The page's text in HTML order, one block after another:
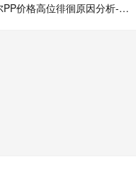
韩华道达尔PP价格高位徘徊原因分析-青岛美丰贸易